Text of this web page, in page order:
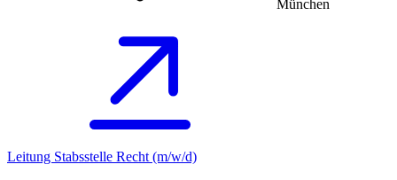
München
Leitung Stabsstelle Recht (m/w/d)